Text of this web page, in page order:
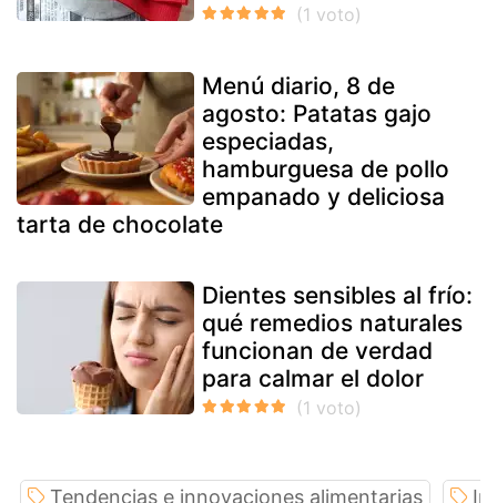
Menú diario, 8 de
agosto: Patatas gajo
especiadas,
hamburguesa de pollo
empanado y deliciosa
tarta de chocolate
Dientes sensibles al frío:
qué remedios naturales
funcionan de verdad
para calmar el dolor
Tendencias e innovaciones alimentarias